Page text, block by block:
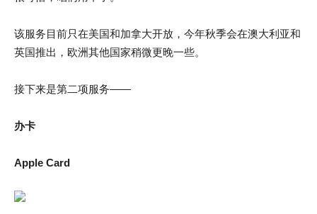
该服务目前只在美国和加拿大开放，今年秋季会在澳大利亚和
英国推出，欧洲其他国家稍微更晚一些。
接下来是第二项服务——
办卡
Apple Card